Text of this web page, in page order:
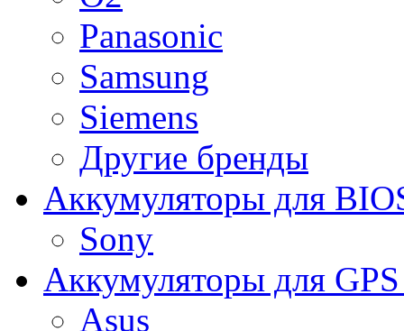
Panasonic
Samsung
Siemens
Другие бренды
Аккумуляторы для
Sony
Аккумуляторы для GPS
Asus